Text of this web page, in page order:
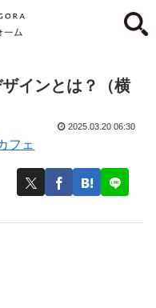
インとは？（横
フェ
2025.03.20 06:30